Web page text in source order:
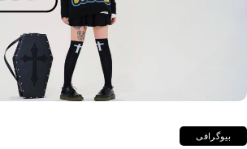
بیوگرافی